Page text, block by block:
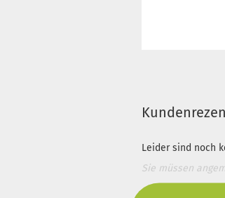
Leider sind noch
Sie müssen